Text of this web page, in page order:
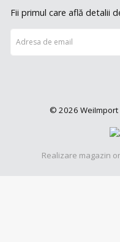
Fii primul care află detalii
© 2026
Realizare magazin